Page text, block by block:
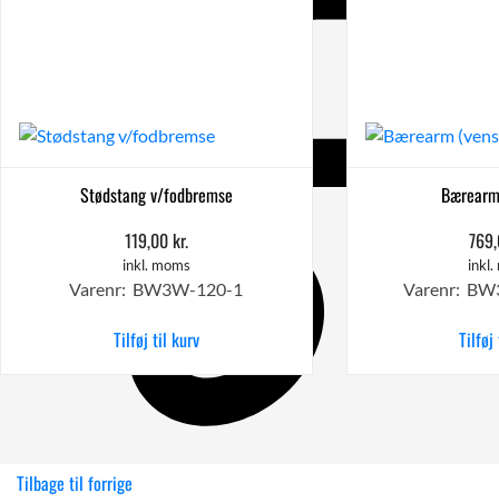
Stødstang v/fodbremse
119,00kr.
inkl. moms
Varenr: BW3W-120-1
Tilføj til kurv
inkl.
Varenr:
Tilføj
Tilbage til forrige